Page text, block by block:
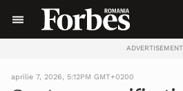
ADVERTISEMENT
aprilie 7, 2026, 5:12PM GMT+0200